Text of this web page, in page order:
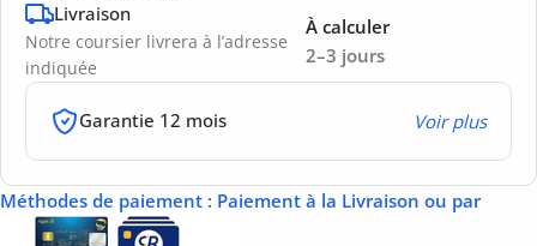
Livraison
Notre coursier livrera à l’adresse
indiquée
2–3 jours
À calculer
Garantie 12 mois Voir plus
Méthodes de paiement : Paiement à la Livraison ou par